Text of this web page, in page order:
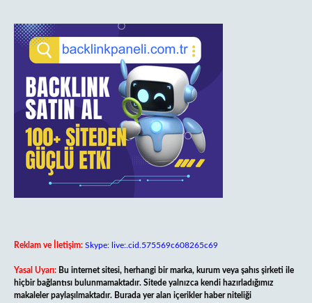
Reklam ve İletişim: Skype: live:.cid.575569c608265c69
Yasal Uyarı: Bu internet sitesi, herhangi bir marka, kurum veya şahıs şirketi ile
hiçbir bağlantısı bulunmamaktadır. Sitede yalnızca kendi hazırladığımız
makaleler paylaşılmaktadır. Burada yer alan içerikler haber niteliği